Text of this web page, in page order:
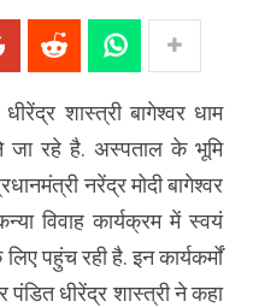
शास्त्री बागेश्वर धाम
जा रहे है. अस्पताल के भूमि
नरेंद्र मोदी बागेश्वर
विवाह कार्यक्रम में स्वयं
लिए पहुंच रही है. इन कार्यकर्मों
पंडित धीरेंद्र शास्त्री ने कहा